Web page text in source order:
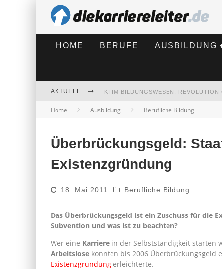
HOME BERUFE AUSBILDUNG
AKTUELL
BEWERBEN 2026: WAS SICH
Home Ausbildung Berufliche Bildung
Überbrückungsgeld:
Existenzgründung
18. Mai 2011 Berufliche Bildung
Das Überbrückungsgeld ist ein Zuschuss für die
Subvention und was ist zu beachten?
Wer eine Karriere in der Selbstständigkeit starten
Arbeitslose konnten bis 2006 Überbrückungsgeld
Existenzgründung erleichterte.